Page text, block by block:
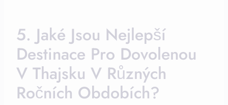
5. Jaké Jsou Nejlepší
Destinace Pro Dovolenou
V Thajsku V Různých
Ročních Obdobích?